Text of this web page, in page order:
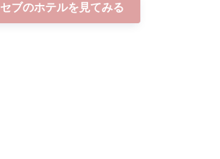
セブのホテルを見てみる